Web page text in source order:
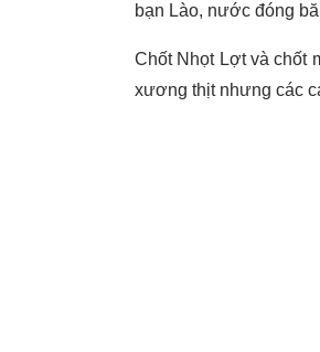
bạn Lào, nước đóng
Chốt Nhọt Lợt và chốt
xương thịt nhưng các